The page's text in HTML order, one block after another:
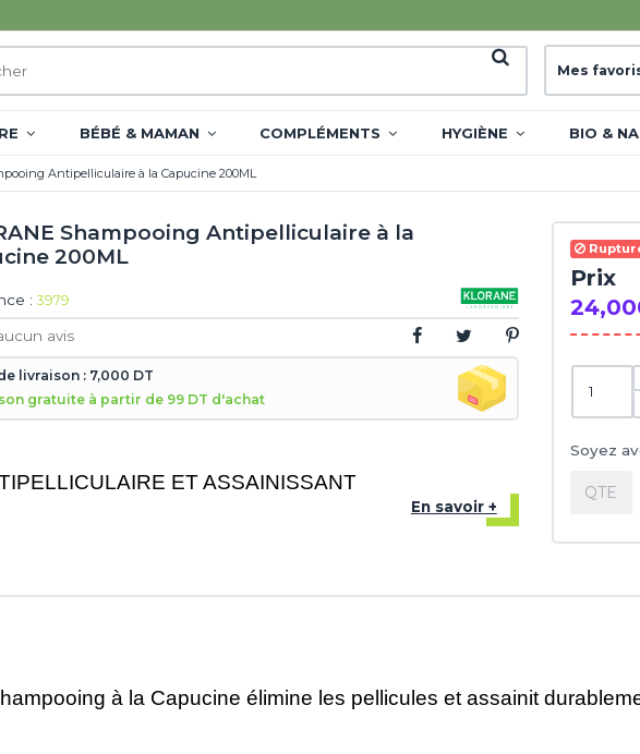
Mes
BÉBÉ & MAMAN COMPLÉMENTS HYGIÈNE BIO &
Antipelliculaire à la Capucine 200ML
Shampooing Antipelliculaire à la
200ML
: 3979
avis
livraison : 7,000 DT
gratuite à partir de 99 DT d'achat
ET ASSAINISSANT
En savoir +
Prix
Soyez
à la Capucine élimine les pellicules et assainit